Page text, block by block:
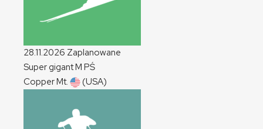
28.11.2026 Zaplanowane
Super gigantM PŚ
Copper Mt.
(USA)